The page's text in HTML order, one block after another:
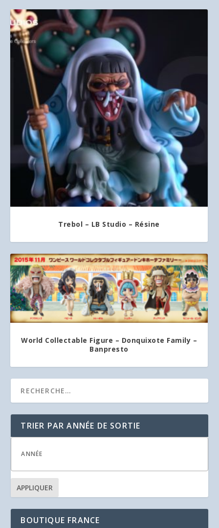
Trebol – LB Studio – Résine
World Collectable Figure – Donquixote Family –
Banpresto
TRIER PAR ANNÉE DE SORTIE
APPLIQUER
BOUTIQUE FRANCE